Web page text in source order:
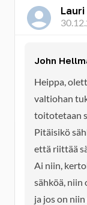
John
Heippa,
valtiohan
toitotetaan
Pitäisikö
että riittää
Ai niin,
sähköä, niin
ja jos on